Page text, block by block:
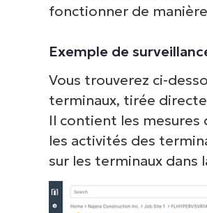
fonctionner de
Exemple de
Vous trouverez ci-
terminaux, tirée
Il contient les mesures
les activités des
sur les terminaux dans